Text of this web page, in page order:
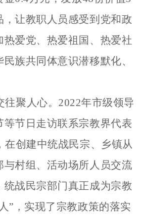
，让教职人员感受到党和政
热爱党、热爱祖国、热爱社
民族共同体意识潜移默化、
往聚人心。 2022年市级领导
节日 走访联系宗教界代表
在创建中统战民宗、乡镇从
与村组、活动场所人员交流
统战民宗部门真正成为宗教
”，实现了宗教政策的落实